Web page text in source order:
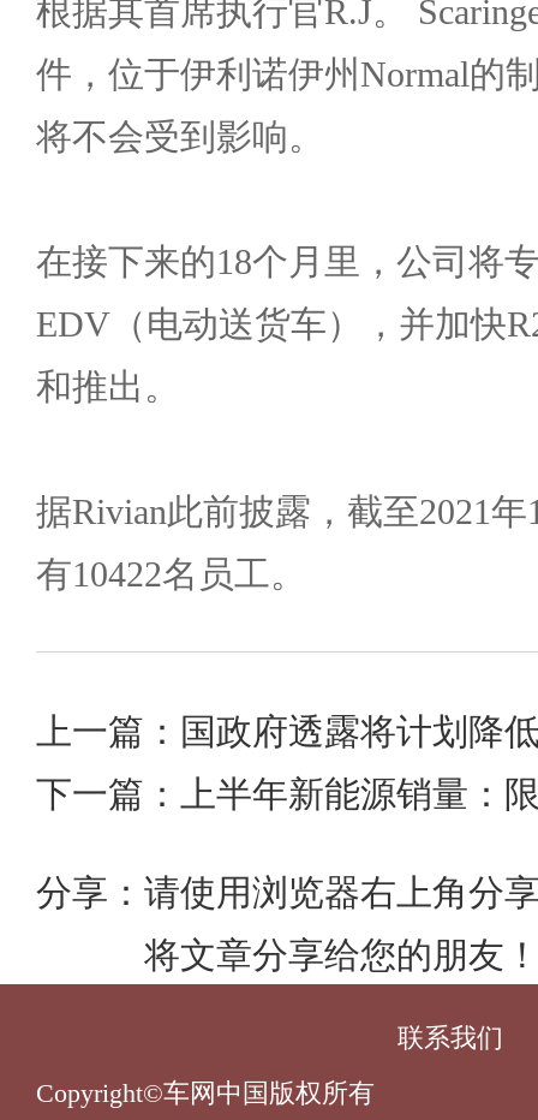
根据其首席执行官R.J。
件，位于伊利诺伊州Normal的
将不会受到影响。
在接下来的18个月里，公司将
EDV（电动送货车），并加快
和推出。
据Rivian此前披露，截至2021
有10422名员工。
上一篇：国政府透露将计划降
下一篇：上半年新能源销量：
分享： 请使用浏览器右上角分
将文章分享给您的朋友
联系我们
Copyright©车网中国版权所有